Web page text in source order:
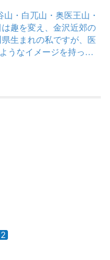
山・白兀山・奥医王山・
生まれの私ですが、医
うなイメージを持って
、低山が連なっている
2